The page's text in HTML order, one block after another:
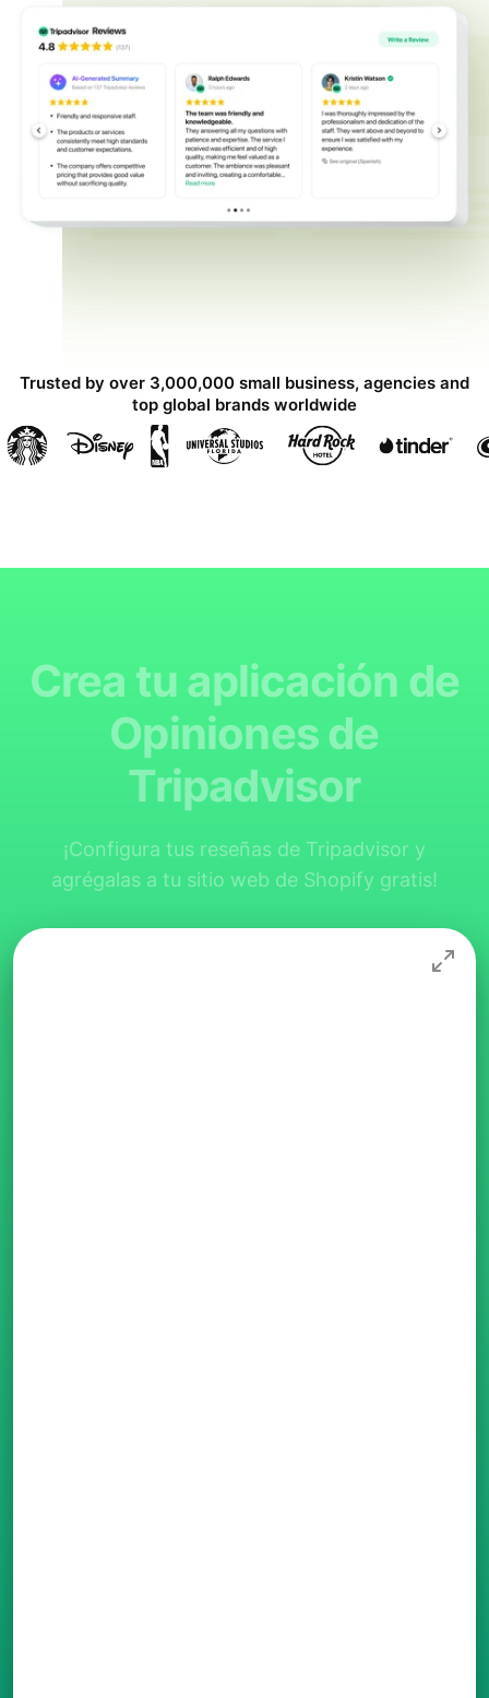
Trusted by over 3,000,000 small business, agencies and
top global brands worldwide
Crea tu aplicación de
Opiniones de
Tripadvisor
¡Configura tus reseñas de Tripadvisor y
agrégalas a tu sitio web de Shopify gratis!